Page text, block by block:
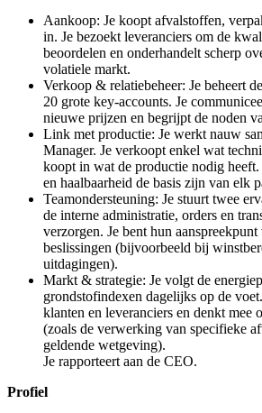
Aankoop: Je koopt afvalstoffen,
in. Je bezoekt leveranciers om de
beoordelen en onderhandelt scherp
volatiele markt.
Verkoop & relatiebeheer: Je beheert
20 grote key-accounts. Je
nieuwe prijzen en begrijpt de noden
Link met productie: Je werkt nauw
Manager. Je verkoopt enkel wat
koopt in wat de productie nodig
en haalbaarheid de basis zijn van elk
Teamondersteuning: Je stuurt twee
de interne administratie, orders en
verzorgen. Je bent hun
beslissingen (bijvoorbeeld bij
uitdagingen).
Markt & strategie: Je volgt de
grondstofindexen dagelijks op de
klanten en leveranciers en denkt mee
(zoals de verwerking van specifieke
geldende wetgeving).
Je rapporteert aan de CEO.
Profiel